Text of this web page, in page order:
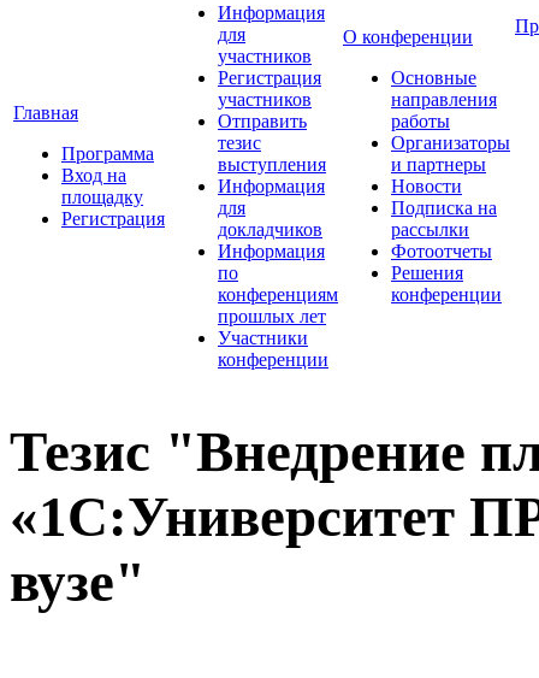
Главная
Программа
Вход на
площадку
Регистрация
Информация
для
участников
Регистрация
участников
Отправить
тезис
выступления
Информация
для
докладчиков
Информация
по
конференциям
прошлых лет
Участники
конференции
О конференции
Основные
направления
работы
Организаторы
и партнеры
Новости
Подписка на
рассылки
Фотоотчеты
Решения
конференции
Тезис "Внедрение
«1С:Университет
вузе"